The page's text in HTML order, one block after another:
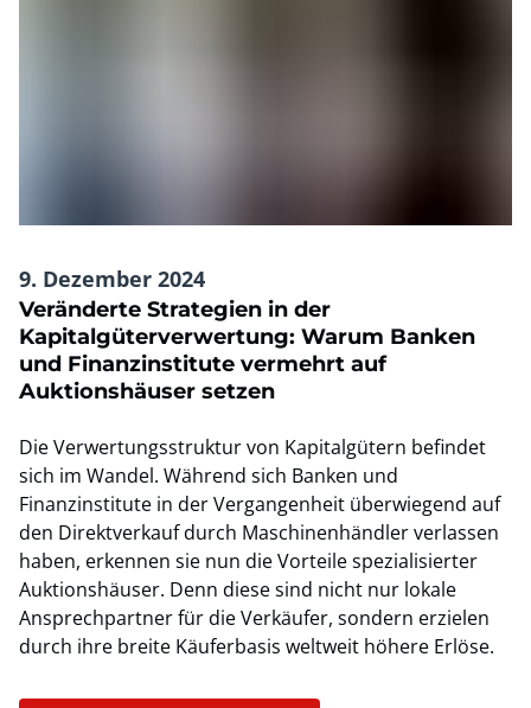
9. Dezember 2024
Veränderte Strategien in der
Kapitalgüterverwertung: Warum Banken
und Finanzinstitute vermehrt auf
Auktionshäuser setzen
Die Verwertungsstruktur von Kapitalgütern befindet
sich im Wandel. Während sich Banken und
Finanzinstitute in der Vergangenheit überwiegend auf
den Direktverkauf durch Maschinenhändler verlassen
haben, erkennen sie nun die Vorteile spezialisierter
Auktionshäuser. Denn diese sind nicht nur lokale
Ansprechpartner für die Verkäufer, sondern erzielen
durch ihre breite Käuferbasis weltweit höhere Erlöse.